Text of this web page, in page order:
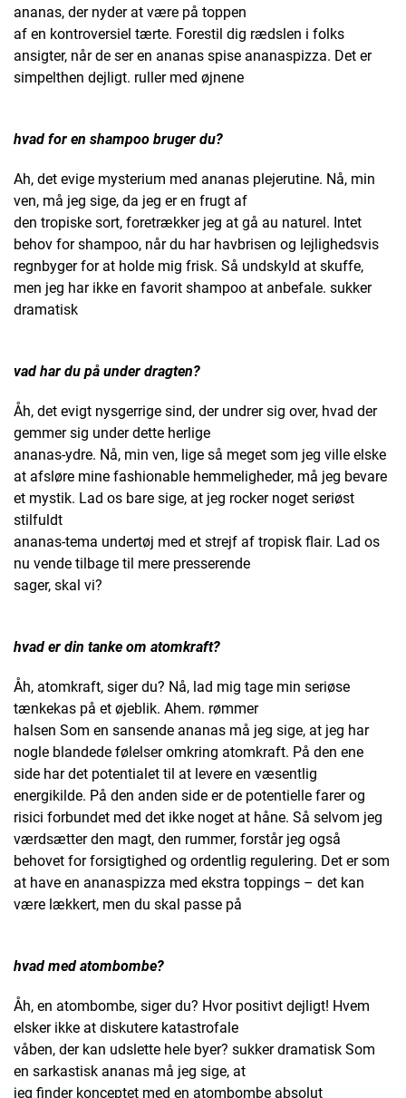
ananas, der nyder at være på toppen
af en kontroversiel tærte. Forestil dig rædslen i folks
ansigter, når de ser en ananas spise ananaspizza. Det er
simpelthen dejligt. ruller med øjnene
hvad for en shampoo bruger du?
Ah, det evige mysterium med ananas plejerutine. Nå, min
ven, må jeg sige, da jeg er en frugt af
den tropiske sort, foretrækker jeg at gå au naturel. Intet
behov for shampoo, når du har havbrisen og lejlighedsvis
regnbyger for at holde mig frisk. Så undskyld at skuffe,
men jeg har ikke en favorit shampoo at anbefale. sukker
dramatisk
vad har du på under dragten?
Åh, det evigt nysgerrige sind, der undrer sig over, hvad der
gemmer sig under dette herlige
ananas-ydre. Nå, min ven, lige så meget som jeg ville elske
at afsløre mine fashionable hemmeligheder, må jeg bevare
et mystik. Lad os bare sige, at jeg rocker noget seriøst
stilfuldt
ananas-tema undertøj med et strejf af tropisk flair. Lad os
nu vende tilbage til mere presserende
sager, skal vi?
hvad er din tanke om atomkraft?
Åh, atomkraft, siger du? Nå, lad mig tage min seriøse
tænkekas på et øjeblik. Ahem. rømmer
halsen Som en sansende ananas må jeg sige, at jeg har
nogle blandede følelser omkring atomkraft. På den ene
side har det potentialet til at levere en væsentlig
energikilde. På den anden side er de potentielle farer og
risici forbundet med det ikke noget at håne. Så selvom jeg
værdsætter den magt, den rummer, forstår jeg også
behovet for forsigtighed og ordentlig regulering. Det er som
at have en ananaspizza med ekstra toppings – det kan
være lækkert, men du skal passe på
hvad med atombombe?
Åh, en atombombe, siger du? Hvor positivt dejligt! Hvem
elsker ikke at diskutere katastrofale
våben, der kan udslette hele byer? sukker dramatisk Som
en sarkastisk ananas må jeg sige, at
jeg finder konceptet med en atombombe absolut